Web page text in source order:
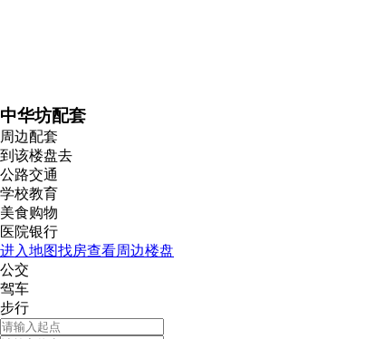
中华坊配套
周边配套
到该楼盘去
公路交通
学校教育
美食购物
医院银行
进入地图找房查看周边楼盘
公交
驾车
步行